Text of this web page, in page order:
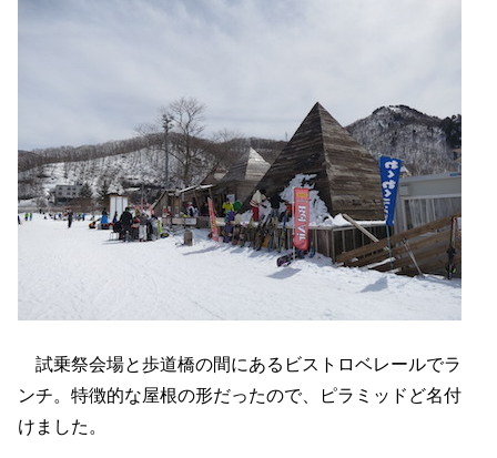
試乗祭会場と歩道橋の間にあるビストロベレールでラ
ンチ。特徴的な屋根の形だったので、ピラミッドど名付
けました。